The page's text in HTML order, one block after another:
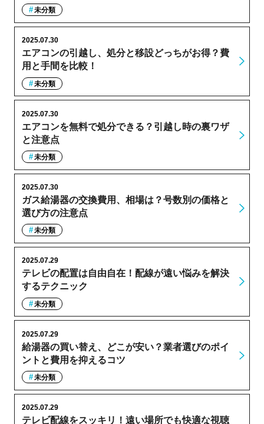
未分類
エアコンの引越し、処分と移設どっちがお得？費
用と手間を比較！
2025.07.30
未分類
エアコンを無料で処分できる？引越し時の裏ワザ
と注意点
2025.07.30
未分類
ガス給湯器の交換費用、相場は？号数別の価格と
選び方の注意点
2025.07.30
未分類
テレビの配置は自由自在！配線が遠い悩みを解決
するテクニック
2025.07.29
未分類
給湯器の買い替え、どこが安い？業者選びのポイ
ントと費用を抑えるコツ
2025.07.29
未分類
テレビ配線をスッキリ！遠い場所でも快適な視聴
2025.07.29